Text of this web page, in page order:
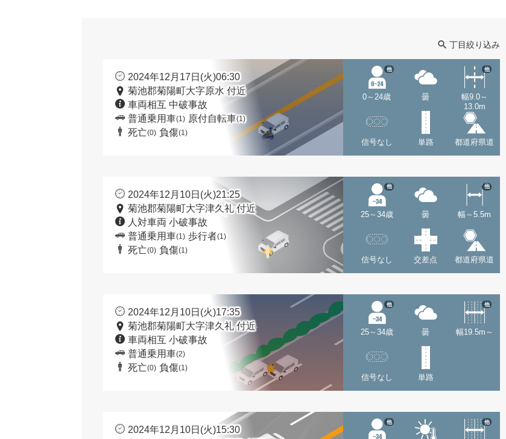
丁目絞り込み
2024年12月17日(火)06:30
菊池郡菊陽町大字原水 付近
車両相互 中破事故
普通乗用車(1) 原付自転車(1)
死亡(0) 負傷(1)
0～24歳
他
曇
幅9.0～
13.0m
他
信号なし 単路 都道府県道
2024年12月10日(火)21:25
菊池郡菊陽町大字津久礼 付近
人対車両 小破事故
普通乗用車(1) 歩行者(1)
死亡(0) 負傷(1)
25～34歳
他
曇 幅～5.5m
他
信号なし 交差点 都道府県道
2024年12月10日(火)17:35
菊池郡菊陽町大字津久礼 付近
車両相互 小破事故
普通乗用車(2)
死亡(0) 負傷(1)
25～34歳
他
曇 幅19.5m～
他
信号なし 単路
2024年12月10日(火)15:30
他 他